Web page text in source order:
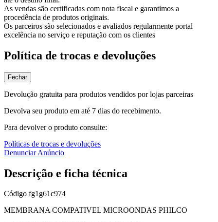
As vendas são certificadas com nota fiscal e garantimos a
procedência de produtos originais.
Os parceiros são selecionados e avaliados regularmente portal
excelência no serviço e reputação com os clientes
Política de trocas e devoluções
Fechar
Devolução gratuita para produtos vendidos por lojas parceiras
Devolva seu produto em até 7 dias do recebimento.
Para devolver o produto consulte:
Políticas de trocas e devoluções
Denunciar Anúncio
Descrição e ficha técnica
Código fg1g61c974
MEMBRANA COMPATIVEL MICROONDAS PHILCO